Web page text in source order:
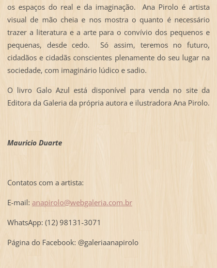
os espaços do real e da imaginação. Ana Pirolo é artista
visual de mão cheia e nos mostra o quanto é necessário
trazer a literatura e a arte para o convívio dos pequenos e
pequenas, desde cedo. Só assim, teremos no futuro,
cidadãos e cidadãs conscientes plenamente do seu lugar na
sociedade, com imaginário lúdico e sadio.
O livro Galo Azul está disponível para venda no site da
Editora da Galeria da própria autora e ilustradora Ana Pirolo.
Mauricio Duarte
Contatos com a artista:
E-mail: anapirolo@webgaleria.com.br
WhatsApp: (12) 98131-3071
Página do Facebook: @galeriaanapirolo